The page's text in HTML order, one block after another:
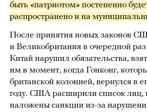
быть «патриотом» постепенно
распространено и на
После принятия новых законов
и Великобритания в очередной
Китай нарушил обязательства,
им в момент, когда Гонконг,
британской колонией, вернулся в
году. США расширили список лиц,
наложены санкции из-за